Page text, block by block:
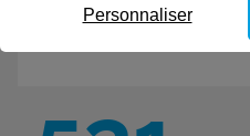
Personnaliser